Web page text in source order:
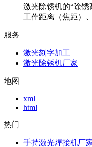
激光除锈机的“除锈
工作距离（焦距）
服务
激光刻字加工
激光除锈机厂家
地图
xml
html
热门
手持激光焊接机厂